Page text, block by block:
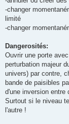
-changer
limité
-changer
Dangerosités:
Ouvrir une porte
perturbation majeur
univers) par contre,
bande de paisibles
d'une inversion entre
Surtout si le niveau
l'autre !